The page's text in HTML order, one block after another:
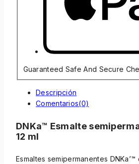
Guaranteed Safe And Secure
Descripción
Comentarios(0)
DNKa™ Esmalte
12 ml
Esmaltes semipermanentes